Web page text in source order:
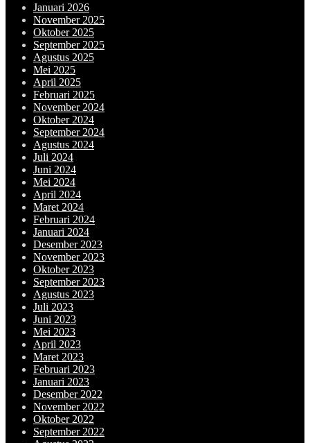
Januari 2026
November 2025
Oktober 2025
September 2025
Agustus 2025
Mei 2025
April 2025
Februari 2025
November 2024
Oktober 2024
September 2024
Agustus 2024
Juli 2024
Juni 2024
Mei 2024
April 2024
Maret 2024
Februari 2024
Januari 2024
Desember 2023
November 2023
Oktober 2023
September 2023
Agustus 2023
Juli 2023
Juni 2023
Mei 2023
April 2023
Maret 2023
Februari 2023
Januari 2023
Desember 2022
November 2022
Oktober 2022
September 2022